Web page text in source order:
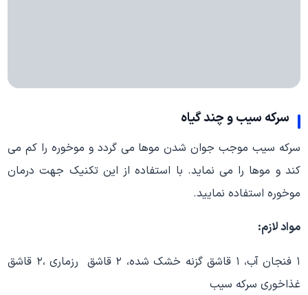
سرکه سیب و چند گیاه
سرکه سیب موجب جوان شدن موها می گردد و موخوره را کم می
کند و موها را می نماید. با استفاده از این تکنیک جهت درمان
موخوره استفاده نمایید.
مواد لازم:
۱ فنجان آب، ۱ قاشق گزنه خشک شده، ۲ قاشق رزماری ،۲ قاشق
غذاخوری سرکه سیب